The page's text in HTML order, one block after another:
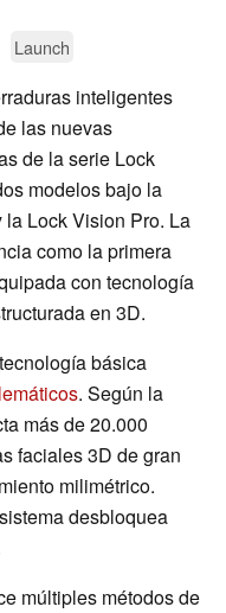
Launch
inteligentes
las nuevas
de la serie Lock
modelos bajo la
Lock Vision Pro. La
como la primera
con tecnología
en 3D.
básica
. Según la
más de 20.000
faciales 3D de gran
milimétrico.
desbloquea
múltiples métodos de